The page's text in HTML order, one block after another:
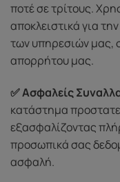
ποτέ σε τρίτους.
αποκλειστικά για
των υπηρεσιών μας,
απορρήτου μας.
✅ Ασφαλείς
κατάστημα
εξασφαλίζοντας
προσωπικά σας
ασφαλή.